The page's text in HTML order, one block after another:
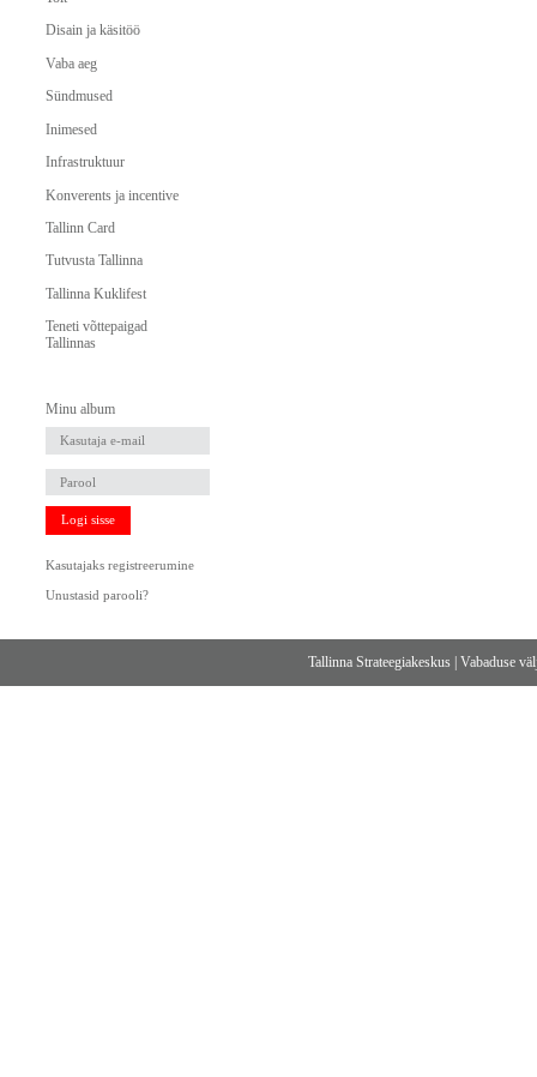
Disain ja käsitöö
Vaba aeg
Sündmused
Inimesed
Infrastruktuur
Konverents ja incentive
Tallinn Card
Tutvusta Tallinna
Tallinna Kuklifest
Teneti võttepaigad
Tallinnas
Minu album
Logi sisse
Kasutajaks registreerumine
Unustasid parooli?
Tallinna Strateegiakeskus |Vabaduse